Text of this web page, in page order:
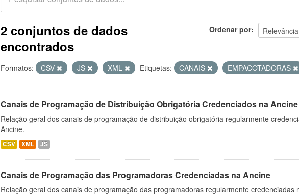
Ordenar por
2 conjuntos de dados
encontrados
Formatos: CSV JS XML Etiquetas: CANAIS EMPACOTADORAS
Canais de Programação de Distribuição Obrigatória Credenciados na Ancine
Relação geral dos canais de programação de distribuição obrigatória regularmente
Ancine.
CSV XML JS
Canais de Programação das Programadoras Credenciadas na Ancine
Relação geral dos canais de programação das programadoras regularmente credenciadas